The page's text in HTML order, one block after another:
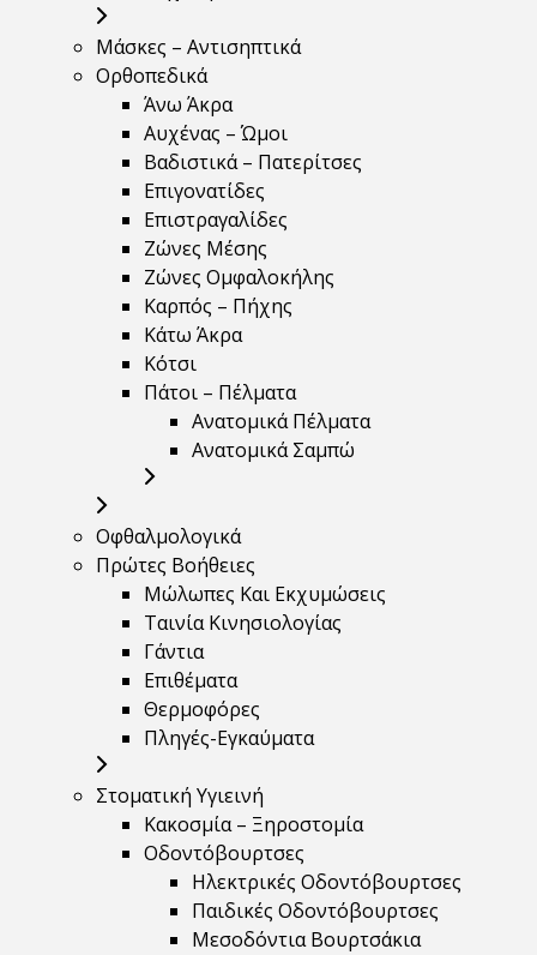
Μάσκες – Αντισηπτικά
Ορθοπεδικά
Άνω Άκρα
Αυχένας – Ώμοι
Βαδιστικά – Πατερίτσες
Επιγονατίδες
Επιστραγαλίδες
Ζώνες Μέσης
Ζώνες Ομφαλοκήλης
Καρπός – Πήχης
Κάτω Άκρα
Κότσι
Πάτοι – Πέλματα
Ανατομικά Πέλματα
Ανατομικά Σαμπώ
Οφθαλμολογικά
Πρώτες Βοήθειες
Μώλωπες Και Εκχυμώσεις
Ταινία Κινησιολογίας
Γάντια
Επιθέματα
Θερμοφόρες
Πληγές-Εγκαύματα
Στοματική Υγιεινή
Κακοσμία – Ξηροστομία
Οδοντόβουρτσες
Ηλεκτρικές Οδοντόβουρτσες
Παιδικές Οδοντόβουρτσες
Μεσοδόντια Βουρτσάκια